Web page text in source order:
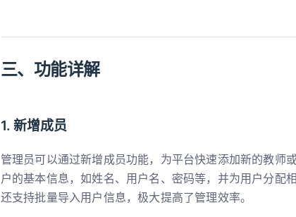
三、功能详解
1. 新增成员
管理员可以通过新增成员功能，为平台快速添加新的教师
户的基本信息，如姓名、用户名、密码等，并为用户分配
还支持批量导入用户信息，极大提高了管理效率。